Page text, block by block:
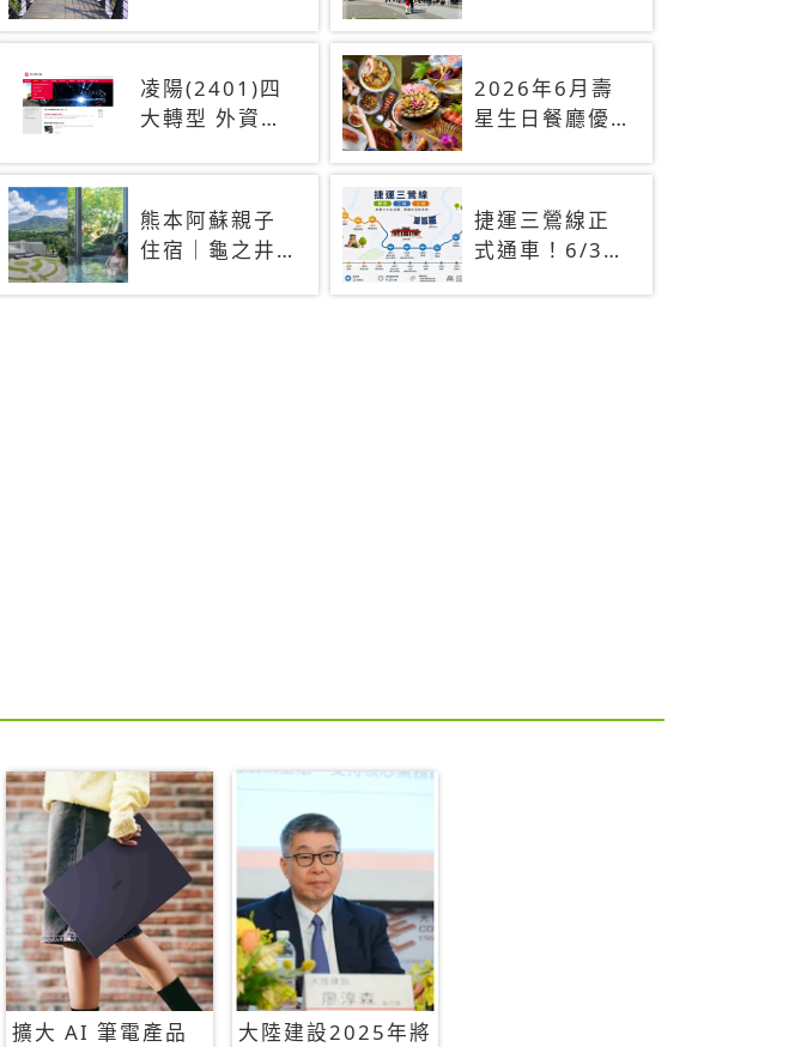
點，拍照、放
閃一次滿足！
凌陽(2401)四
大轉型 外資近
張
熊本阿蘇親子
住宿｜龜之井
2026年6月壽
星生日餐廳優
烤、吃到飽，
90+餐廳生日
優惠一覽
捷運三鶯線正
式通車！6/30
擴大 AI 筆電產品
大陸建設2025年將